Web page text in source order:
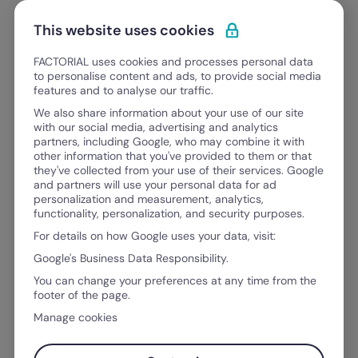
Ir al contenido
Pedir una demo
FACTORIAL BLOG
Todo lo que necesitas para crecer
como
líder, responsable de RR.HH.,
responsable
This website uses cookies
FACTORIAL uses cookies and processes personal data
to personalise content and ads, to provide social media
features and to analyse our traffic.
We also share information about your use of our site
with our social media, advertising and analytics
partners, including Google, who may combine it with
other information that you've provided to them or that
they've collected from your use of their services. Google
and partners will use your personal data for ad
personalization and measurement, analytics,
functionality, personalization, and security purposes.
For details on how Google uses your data, visit:
Google's Business Data Responsibility.
You can change your preferences at any time from the
footer of the page.
Manage cookies